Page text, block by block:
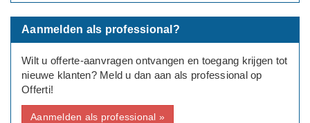
Aanmelden als professional?
Wilt u offerte-aanvragen ontvangen en toegang krijgen tot
nieuwe klanten? Meld u dan aan als professional op
Offerti!
Aanmelden als professional »